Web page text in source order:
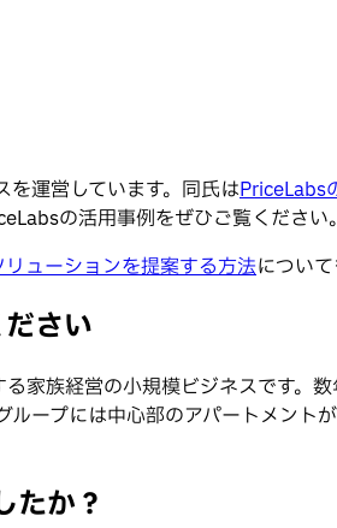
運営しています。同氏はPriceLabs
の活用事例をぜひご覧ください。
ューションを提案する方法につい
さい
家族経営の小規模ビジネスです。
ープには中心部のアパートメン
たか？